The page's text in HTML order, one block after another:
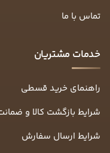
تماس با ما
خدمات مشتریان
راهنمای خرید قسطی
شرایط بازگشت کالا و
شرایط ارسال سفارش